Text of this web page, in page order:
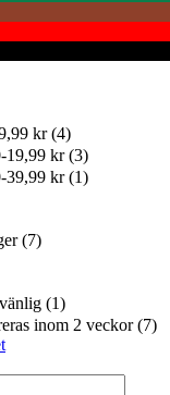
kr (4)
19,99 kr (3)
39,99 kr (1)
(7)
(1)
inom 2 veckor (7)